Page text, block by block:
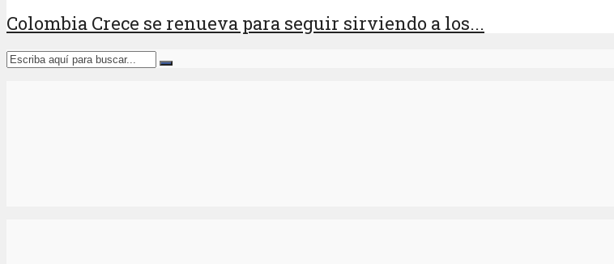
Colombia Crece se renueva para seguir sirviendo a los...